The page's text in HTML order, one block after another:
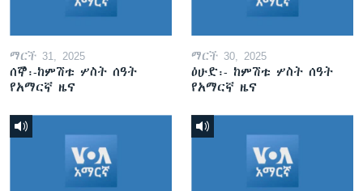
ማርች 31, 2025
ሰኞ፡-ከምሽቱ ሦስት ሰዓት
የአማርኛ ዜና
ማርች 30, 2025
ዕሁድ፡- ከምሽቱ ሦስት ሰዓት
የአማርኛ ዜና